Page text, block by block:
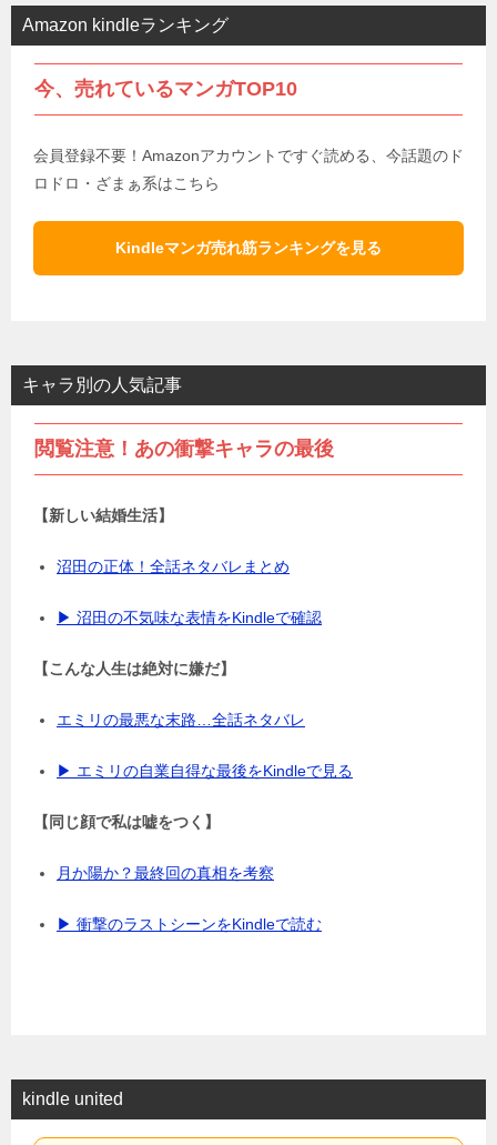
Amazon kindleランキング
今、売れているマンガTOP10
会員登録不要！Amazonアカウントですぐ読める、今話題のド
ロドロ・ざまぁ系はこちら
Kindleマンガ売れ筋ランキングを見る
キャラ別の人気記事
閲覧注意！あの衝撃キャラの最後
【新しい結婚生活】
沼田の正体！全話ネタバレまとめ
▶ 沼田の不気味な表情をKindleで確認
【こんな人生は絶対に嫌だ】
エミリの最悪な末路…全話ネタバレ
▶ エミリの自業自得な最後をKindleで見る
【同じ顔で私は嘘をつく】
月か陽か？最終回の真相を考察
▶ 衝撃のラストシーンをKindleで読む
kindle united